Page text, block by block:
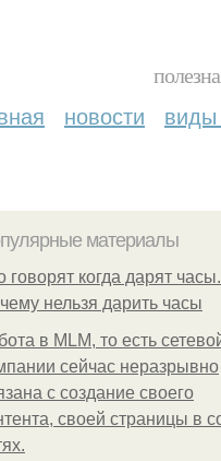
новости виды
материалы
говорят когда дарят часы.
нельзя дарить часы
в MLM, то есть
сейчас неразрывно
с создание своего
своей страницы в